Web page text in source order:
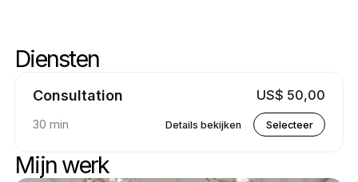
Diensten
Consultation US$ 50,00
30 min Details bekijken Selecteer
Mijn werk